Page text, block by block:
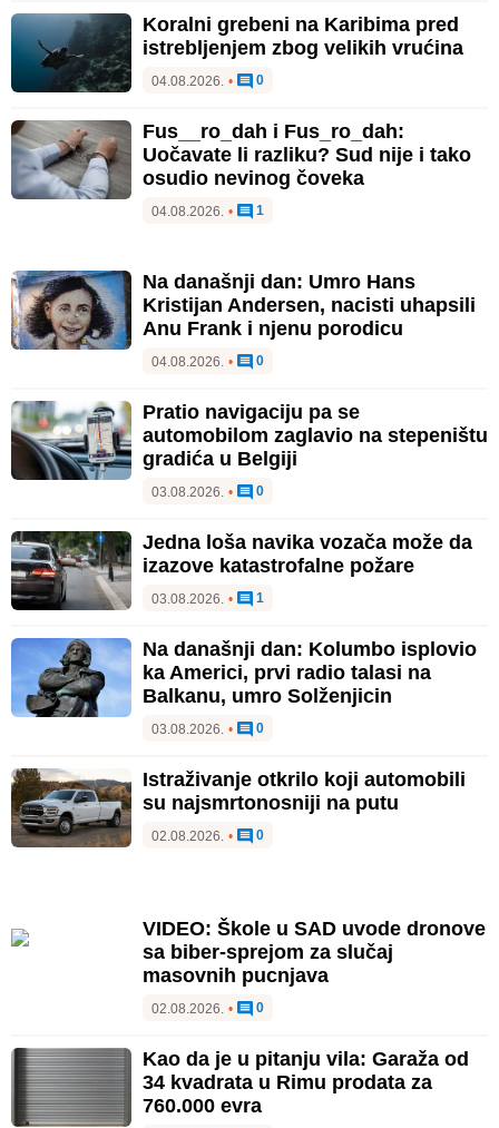
Koralni grebeni na Karibima pred
istrebljenjem zbog velikih vrućina
04.08.2026. • 0
Fus__ro_dah i Fus_ro_dah:
Uočavate li razliku? Sud nije i tako
osudio nevinog čoveka
04.08.2026. • 1
Na današnji dan: Umro Hans
Kristijan Andersen, nacisti uhapsili
Anu Frank i njenu porodicu
04.08.2026. • 0
Pratio navigaciju pa se
automobilom zaglavio na stepeništu
gradića u Belgiji
03.08.2026. • 0
Jedna loša navika vozača može da
izazove katastrofalne požare
03.08.2026. • 1
Na današnji dan: Kolumbo isplovio
ka Americi, prvi radio talasi na
Balkanu, umro Solženjicin
03.08.2026. • 0
Istraživanje otkrilo koji automobili
su najsmrtonosniji na putu
02.08.2026. • 0
VIDEO: Škole u SAD uvode dronove
sa biber-sprejom za slučaj
masovnih pucnjava
02.08.2026. • 0
Kao da je u pitanju vila: Garaža od
34 kvadrata u Rimu prodata za
760.000 evra